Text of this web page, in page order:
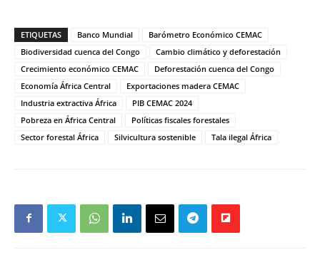
ETIQUETAS Banco Mundial
Barómetro Económico CEMAC
Biodiversidad cuenca del Congo
Cambio climático y deforestación
Crecimiento económico CEMAC
Deforestación cuenca del Congo
Economía África Central
Exportaciones madera CEMAC
Industria extractiva África
PIB CEMAC 2024
Pobreza en África Central
Políticas fiscales forestales
Sector forestal África
Silvicultura sostenible Tala ilegal África